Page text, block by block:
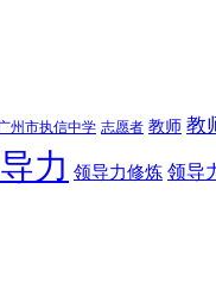
州市执信中学 志愿者 教师 教
力 领导力修炼 领导